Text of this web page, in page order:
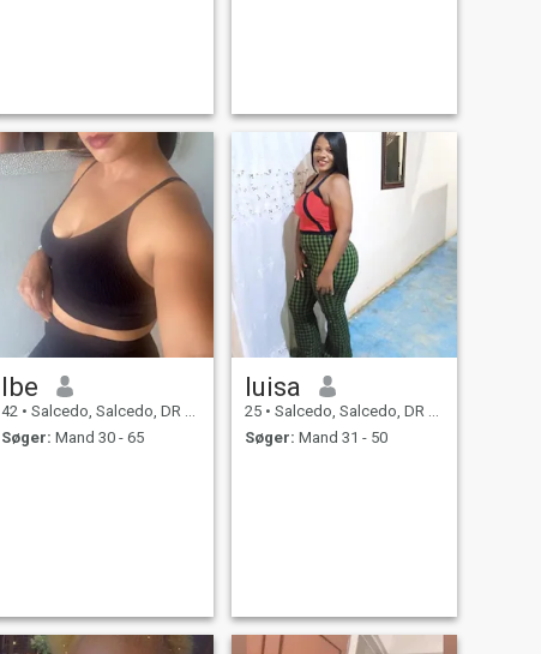
Ibe
42 • Salcedo, Salcedo, DR Dominikanske
Søger: Mand 30 - 65
luisa
25 • Salcedo, Salcedo, DR Dominikanske
Søger: Mand 31 - 50